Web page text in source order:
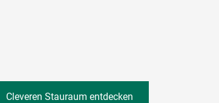
Cleveren Stauraum entdecken